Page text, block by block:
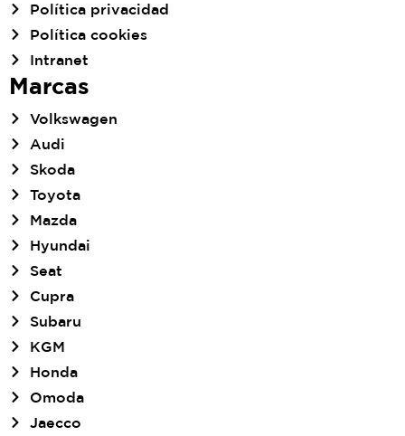
Política privacidad
Política cookies
Intranet
Marcas
Volkswagen
Audi
Skoda
Toyota
Mazda
Hyundai
Seat
Cupra
Subaru
KGM
Honda
Omoda
Jaecco